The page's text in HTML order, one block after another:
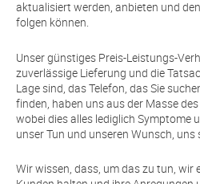
aktualisiert werden, anbieten und
folgen können.
Unser günstiges Preis-Leistungs-
zuverlässige Lieferung und die
Lage sind, das Telefon, das Sie
finden, haben uns aus der Masse
wobei dies alles lediglich Symptome
unser Tun und unseren Wunsch, uns
Wir wissen, dass, um das zu tun, wir